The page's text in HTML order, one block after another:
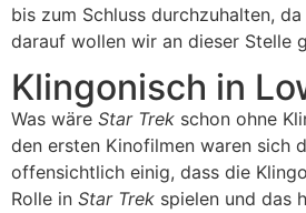
bis zum Schluss durchzuhalten,
darauf wollen wir an dieser Stelle
Klingonisch in
Was wäre Star Trek schon ohne
den ersten Kinofilmen waren sich
offensichtlich einig, dass die
Rolle in Star Trek spielen und das